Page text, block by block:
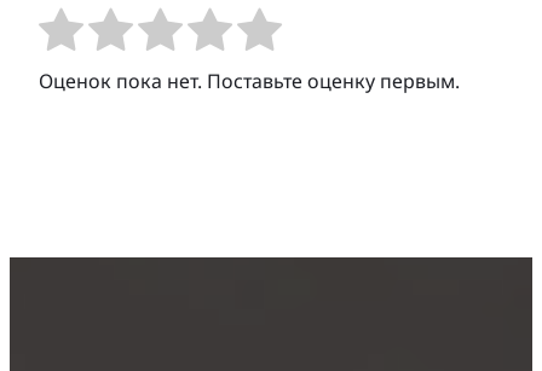
Оценок пока нет. Поставьте оценку первым.